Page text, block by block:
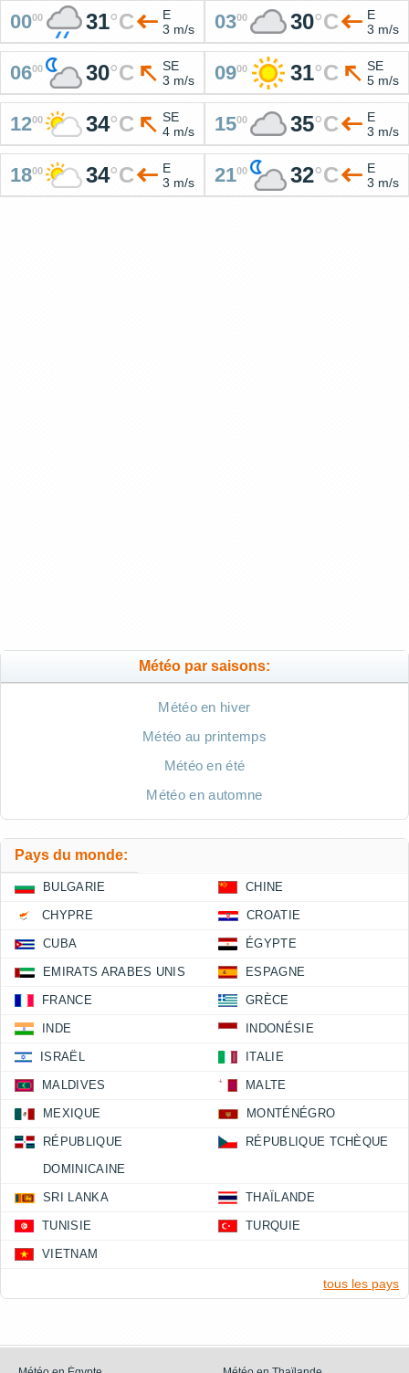
0000 31°C
E
3 m/s
0300 30°C
E
3 m/s
0600 30°C
SE
3 m/s
0900 31°C
SE
5 m/s
1200 34°C
SE
4 m/s
1500 35°C
E
3 m/s
1800 34°C
E
3 m/s
2100 32°C
E
3 m/s
Météo par saisons:
Météo en hiver
Météo au printemps
Météo en été
Météo en automne
Pays du monde:
BULGARIE CHINE
CHYPRE CROATIE
CUBA ÉGYPTE
EMIRATS ARABES UNIS ESPAGNE
FRANCE GRÈCE
INDE INDONÉSIE
ISRAËL ITALIE
MALDIVES MALTE
MEXIQUE MONTÉNÉGRO
RÉPUBLIQUE
DOMINICAINE
RÉPUBLIQUE TCHÈQUE
SRI LANKA THAÏLANDE
TUNISIE TURQUIE
VIETNAM
tous les pays